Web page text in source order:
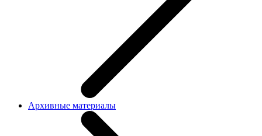
Архивные материалы